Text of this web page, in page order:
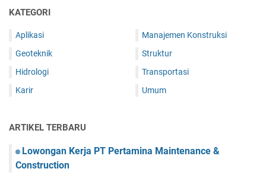
KATEGORI
Aplikasi
Geoteknik
Hidrologi
Karir
Manajemen Konstruksi
Struktur
Transportasi
Umum
ARTIKEL TERBARU
Lowongan Kerja PT Pertamina Maintenance &
Construction